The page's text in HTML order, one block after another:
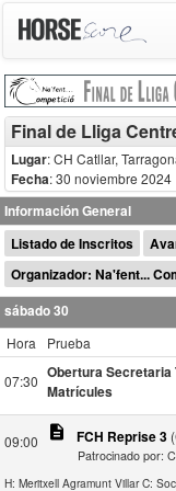
Final de Lliga
Lugar: CH Catllar,
Fecha: 30 noviembre 2024
Información General
Listado de Inscritos
Organizador: Na'fent...
sábado 30
Hora
Prueba
07:30 Obertura Secretaria
Matrícules
09:00 description FCH Reprise 3
Patrocinado por:
H: Meritxell Agramunt Villar C: